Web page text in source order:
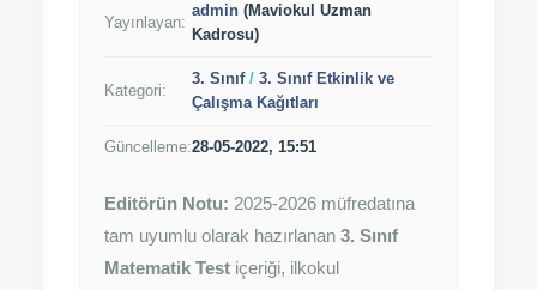
Yayınlayan:
admin (Maviokul Uzman
Kadrosu)
Kategori:
3. Sınıf/ 3. Sınıf Etkinlik ve
Çalışma Kağıtları
Güncelleme:28-05-2022, 15:51
Editörün Notu: 2025-2026 müfredatına
tam uyumlu olarak hazırlanan 3. Sınıf
Matematik Test içeriği, ilkokul